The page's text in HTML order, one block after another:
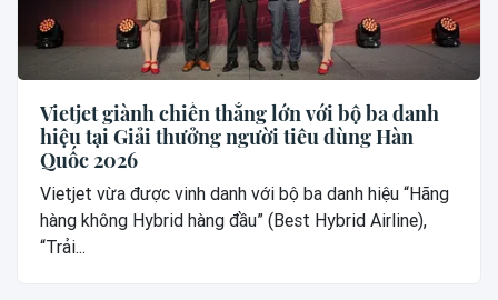
Vietjet giành chiến thắng lớn với bộ ba danh
hiệu tại Giải thưởng người tiêu dùng Hàn
Quốc 2026
Vietjet vừa được vinh danh với bộ ba danh hiệu “Hãng
hàng không Hybrid hàng đầu” (Best Hybrid Airline),
“Trải...